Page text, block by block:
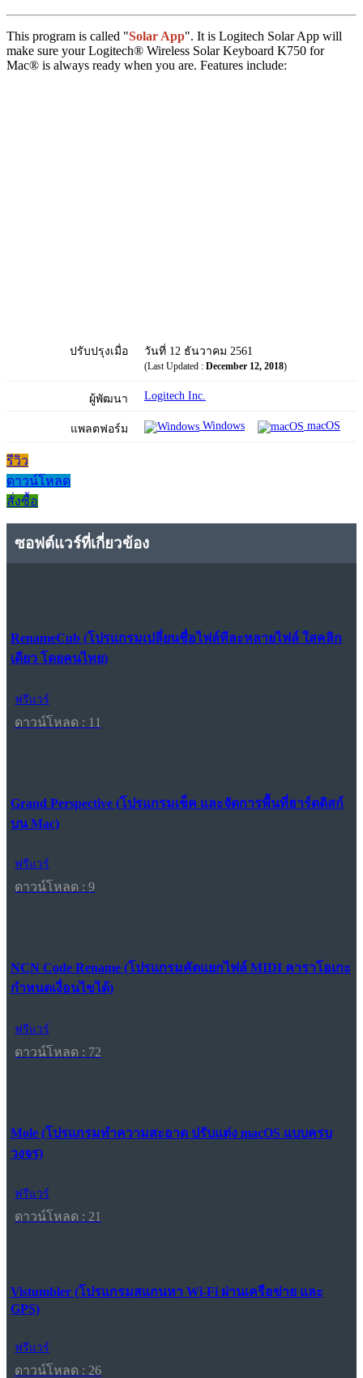
This program is called "Solar App". It is Logitech Solar App will
make sure your Logitech® Wireless Solar Keyboard K750 for
Mac® is always ready when you are. Features include:
ปรับปรุงเมื่อ วันที่ 12 ธันวาคม 2561
(Last Updated : December 12, 2018)
ผู้พัฒนา Logitech Inc.
แพลตฟอร์ม Windows macOS
รีวิว
ดาวน์โหลด
สั่งซื้อ
ซอฟต์แวร์ที่เกี่ยวข้อง
RenameCub (โปรแกรมเปลี่ยนชื่อไฟล์ทีละหลายไฟล์ ใสคลิก
เดียว โดยคนไทย)
ฟรีแวร์
ดาวน์โหลด : 11
Grand Perspective (โปรแกรมเช็ค และจัดการพื้นที่ฮาร์ดดิสก์
บน Mac)
ฟรีแวร์
ดาวน์โหลด : 9
NCN Code Rename (โปรแกรมคัดแยกไฟล์ MIDI คาราโอเกะ
กำหนดเงื่อนไขได้)
ฟรีแวร์
ดาวน์โหลด : 72
Mole (โปรแกรมทำความสะอาด ปรับแต่ง macOS แบบครบ
วงจร)
ฟรีแวร์
ดาวน์โหลด : 21
Vistumbler (โปรแกรมสแกนหา Wi-Fi ผ่านเครือข่าย และ
GPS)
ฟรีแวร์
ดาวน์โหลด : 26